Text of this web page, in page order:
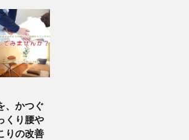
、かつぐ
くり腰や
りの改善